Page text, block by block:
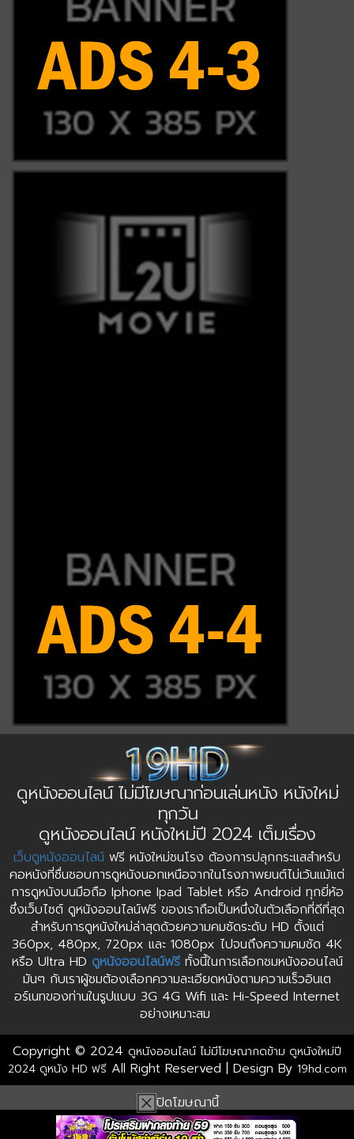
ดูหนังออนไลน์ ไม่มีโฆษณาก่อนเล่นหนัง หนังใหม่
ทุกวัน
ดูหนังออนไลน์ หนังใหม่ปี 2024 เต็มเรื่อง
เว็บดูหนังออนไลน์ ฟรี หนังใหม่ชนโรง ต้องการปลุกกระแสสำหรับ
คอหนังที่ชื่นชอบการดูหนังนอกเหนือจากในโรงภาพยนต์ไม่เว้นแม้แต่
การดูหนังบนมือถือ Iphone Ipad Tablet หรือ Android ทุกยี่ห้อ
ซึ่งเว็บไซต์ ดูหนังออนไลน์ฟรี ของเราถือเป็นหนึ่งในตัวเลือกที่ดีที่สุด
สำหรับการดูหนังใหม่ล่าสุดด้วยความคมชัดระดับ HD ตั้งแต่
360px, 480px, 720px และ 1080px ไปจนถึงความคมชัด 4K
หรือ Ultra HD ดูหนังออนไลน์ฟรีทั้งนี้ในการเลือกชมหนังออนไลน์
มันๆ กับเราผู้ชมต้องเลือกความละเอียดหนังตามความเร็วอินเต
อร์เนทของท่านในรูปแบบ 3G 4G Wifi และ Hi-Speed Internet
อย่างเหมาะสม
Copyright © 2024 ดูหนังออนไลน์ ไม่มีโฆษณากดข้าม ดูหนังใหม่ปี
2024 ดูหนัง HD ฟรี All Right Reserved | Design By 19hd.com
ปิดโฆษณานี้